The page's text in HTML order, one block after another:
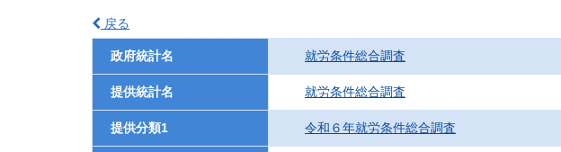
戻る
政府統計名 就労条件総合調査
提供統計名 就労条件総合調査
提供分類1 令和６年就労条件総合調査